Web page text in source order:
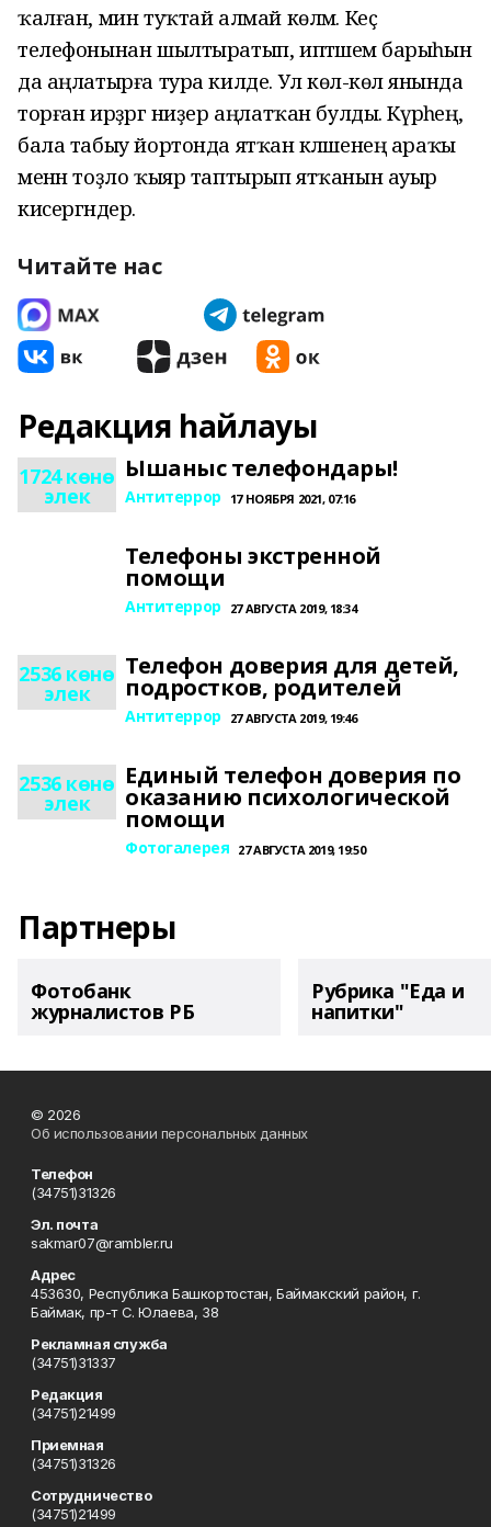
ҡалған, мин туҡтай алмай көләм. Кеҫә
телефонынан шылтыратып, иптәшемә барыһын
да аңлатырға тура килде. Ул көлә-көлә янында
торған ирҙәргә ниҙер аңлатҡан булды. Күрәһең,
бала табыу йортонда ятҡан кәләшенең араҡы
менән тоҙло ҡыяр таптырып ятҡанын ауыр
кисергәндер.
Читайте нас
Редакция һайлауы
1724 көнө
элек
Ышаныс телефондары!
Антитеррор 17 НОЯБРЯ 2021, 07:16
Телефоны экстренной
помощи
Антитеррор 27 АВГУСТА 2019, 18:34
2536 көнө
элек
Телефон доверия для детей,
подростков, родителей
Антитеррор 27 АВГУСТА 2019, 19:46
2536 көнө
элек
Единый телефон доверия по
оказанию психологической
помощи
Фотогалерея 27 АВГУСТА 2019, 19:50
Партнеры
Фотобанк
журналистов РБ
Рубрика "Еда и
напитки"
© 2026
Об использовании персональных данных
Телефон
(34751)31326
Эл. почта
sakmar07@rambler.ru
Адрес
453630, Республика Башкортостан, Баймакский район, г.
Баймак, пр-т С. Юлаева, 38
Рекламная служба
(34751)31337
Редакция
(34751)21499
Приемная
(34751)31326
Сотрудничество
(34751)21499